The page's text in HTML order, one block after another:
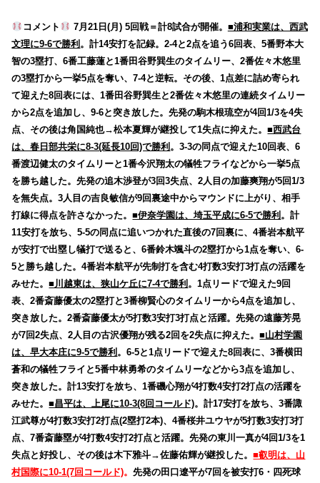
コメント 7月21日(月) 5回戦＝計8試合が開催。 ■浦和実業は、西武
文理に9-6で勝利 。計14安打を記録。2-4と2点を追う6回表、5番野本大
智の3塁打、6番工藤蓮と1番田谷野巽生のタイムリー、2番佐々木悠里
の3塁打から一挙5点を奪い、7-4と逆転。その後、1点差に詰め寄られ
て迎えた8回表には、1番田谷野巽生と2番佐々木悠里の連続タイムリー
から2点を追加し、9-6と突き放した。先発の駒木根琉空が4回1/3を4失
点、その後は角国純也→松本夏輝が継投して1失点に抑えた。■西武台
は、春日部共栄に8-3(延長10回)で勝利 。3-3の同点で迎えた10回表、6
番渡辺健太のタイムリーと1番今沢翔太の犠牲フライなどから一挙5点
を勝ち越した。先発の追木渉登が3回3失点、2人目の加藤爽翔が5回1/3
を無失点。3人目の吉良敏信が9回裏途中からマウンドに上がり、相手
打線に得点を許さなかった。■伊奈学園は、埼玉平成に6-5で勝利 。計
11安打を放ち、5-5の同点に追いつかれた直後の7回裏に、4番岩本航平
が安打で出塁し犠打で送ると、6番鈴木颯斗の2塁打から1点を奪い、6-
5と勝ち越した。4番岩本航平が先制打を含む4打数3安打3打点の活躍を
みせた。■川越東は、狭山ケ丘に7-4で勝利 。1点リードで迎えた9回
表、2番斎藤優太の2塁打と3番柳賢心のタイムリーから4点を追加し、
突き放した。2番斎藤優太が5打数3安打3打点と活躍。先発の遠藤芳晃
が7回2失点、2人目の古沢優翔が残る2回を2失点に抑えた。■山村学園
は、早大本庄に9-5で勝利 。6-5と1点リードで迎えた8回表に、3番横田
蒼和の犠牲フライと5番中林勇希のタイムリーなどから3点を追加し、
突き放した。計13安打を放ち、1番磯心翔が4打数4安打2打点の活躍を
みせた。■昌平は、上尾に10-3(8回コールド)。計17安打を放ち、3番諏
江武尊が4打数3安打2打点(2塁打2本)、4番桜井ユウヤが5打数3安打3打
点、7番斎藤塁が4打数4安打2打点と活躍。先発の東川一真が4回1/3を1
失点と好投し、その後は木下雅斗→佐藤佑輝が継投した。■叡明は、山
村国際に10-1(7回コールド)。先発の田口遼平が7回を被安打6・四死球